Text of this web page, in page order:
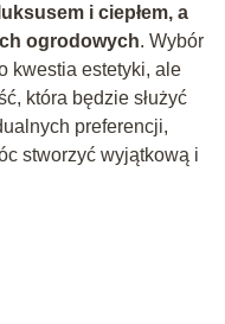
i ciepłem, a
ogrodowych. Wybór
kwestia estetyki, ale
która będzie służyć
preferencji,
stworzyć wyjątkową i